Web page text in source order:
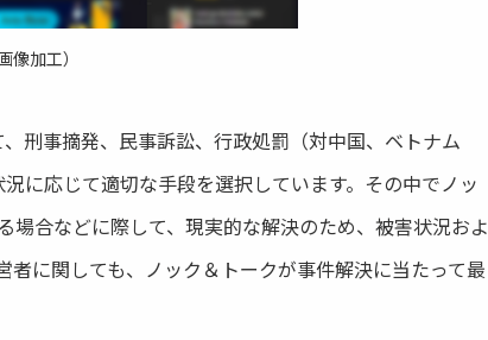
加工）
刑事摘発、民事訴訟、行政処罰（対中国、ベトナム
に応じて適切な手段を選択しています。その中でノッ
合などに際して、現実的な解決のため、被害状況およ
に関しても、ノック＆トークが事件解決に当たって最